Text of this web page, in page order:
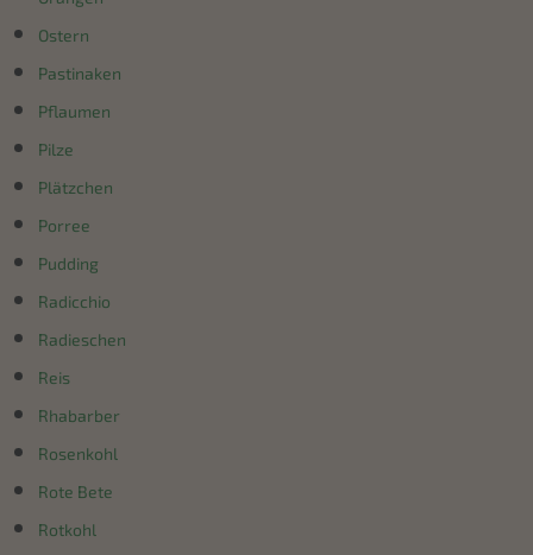
Ostern
Pastinaken
Pflaumen
Pilze
Plätzchen
Porree
Pudding
Radicchio
Radieschen
Reis
Rhabarber
Rosenkohl
Rote Bete
Rotkohl